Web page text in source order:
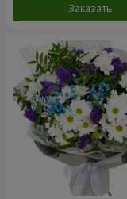
Заказать